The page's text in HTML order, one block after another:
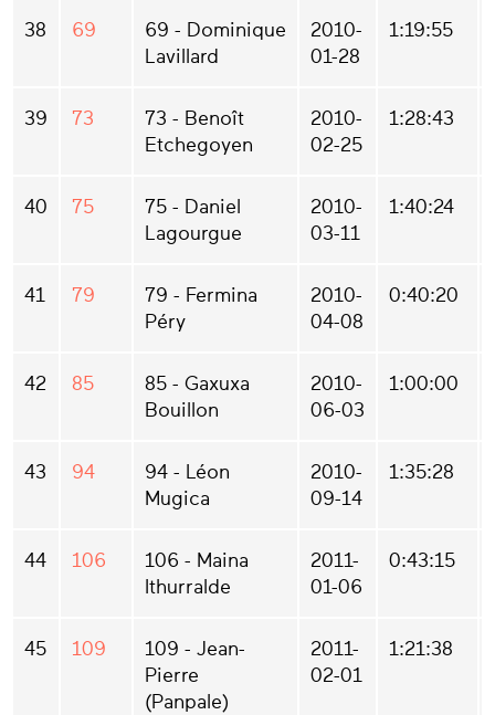
38 69
69 - Dominique
Lavillard
2010-
01-28
1:19:55
39 73
73 - Benoît
Etchegoyen
2010-
02-25
1:28:43
40 75
75 - Daniel
Lagourgue
2010-
03-11
1:40:24
41 79
79 - Fermina
Péry
2010-
04-08
0:40:20
42 85
85 - Gaxuxa
Bouillon
2010-
06-03
1:00:00
43 94
94 - Léon
Mugica
2010-
09-14
1:35:28
44 106
106 - Maina
Ithurralde
2011-
01-06
0:43:15
45 109
109 - Jean-
Pierre
(Panpale)
2011-
02-01
1:21:38